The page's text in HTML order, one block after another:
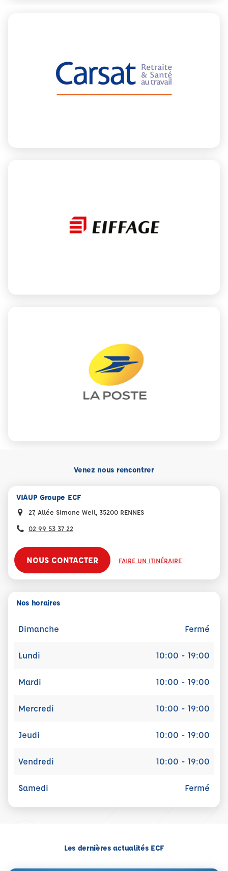
Venez nous rencontrer
VIAUP Groupe ECF
27, Allée Simone Weil, 35200 RENNES
02 99 53 37 22
NOUS CONTACTER FAIRE UN ITINÉRAIRE
Nos horaires
Dimanche Fermé
Lundi 10:00 - 19:00
Mardi 10:00 - 19:00
Mercredi 10:00 - 19:00
Jeudi 10:00 - 19:00
Vendredi 10:00 - 19:00
Samedi Fermé
Les dernières actualités ECF